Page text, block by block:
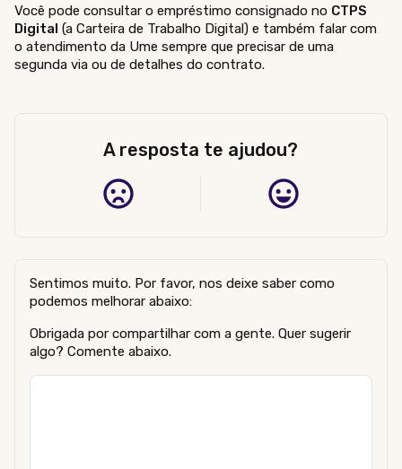
Você pode consultar o empréstimo consignado no CTPS
Digital (a Carteira de Trabalho Digital) e também falar com
o atendimento da Ume sempre que precisar de uma
segunda via ou de detalhes do contrato.
A resposta te ajudou?
Sentimos muito. Por favor, nos deixe saber como
podemos melhorar abaixo:
Obrigada por compartilhar com a gente. Quer sugerir
algo? Comente abaixo.